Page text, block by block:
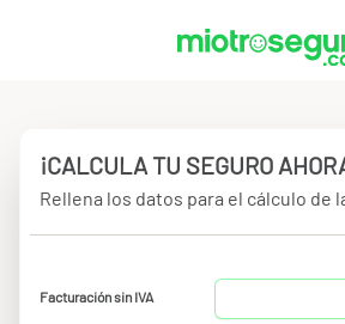
¡CALCULA TU SEGURO
Rellena los datos para el cálculo de
Facturación sin IVA